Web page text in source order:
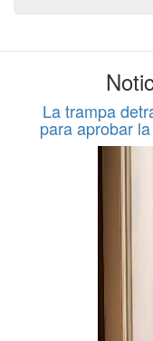
La trampa
para aprobar